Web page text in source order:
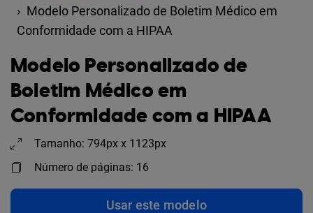
Modelo Personalizado de Boletim Médico em
Conformidade com a HIPAA
Modelo Personalizado de
Boletim Médico em
Conformidade com a HIPAA
Tamanho: 794px x 1123px
Número de páginas: 16
Usar este modelo